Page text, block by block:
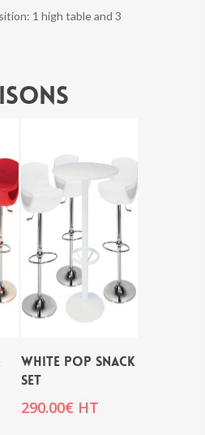
1 high table and 3
WHITE POP SNACK
SET
290.00€ HT